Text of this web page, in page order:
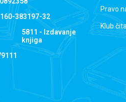
160-383197-32
5811 - Izdavanje
knjiga
Pravo
Klub